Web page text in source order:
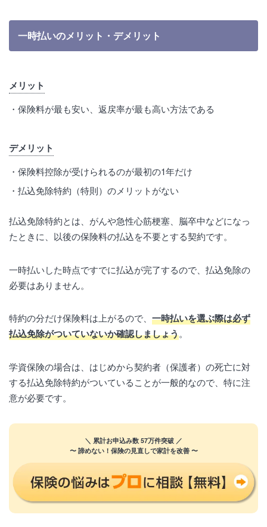
一時払いのメリット・デメリット
メリット
保険料が最も安い、返戻率が最も高い方法である
デメリット
保険料控除が受けられるのが最初の1年だけ
払込免除特約（特則）のメリットがない
払込免除特約とは、がんや急性心筋梗塞、脳卒中などになっ
たときに、以後の保険料の払込を不要とする契約です。
一時払いした時点ですでに払込が完了するので、払込免除の
必要はありません。
特約の分だけ保険料は上がるので、 一時払いを選ぶ際は必ず
払込免除がついていないか確認しましょう。
学資保険の場合は、はじめから契約者（保護者）の死亡に対
する払込免除特約がついていることが一般的なので、特に注
意が必要です。
＼ 累計お申込み数 57万件突破 ／
〜 諦めない！保険の見直しで家計を改善 〜